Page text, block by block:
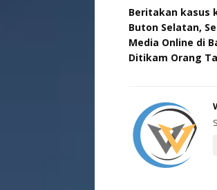
Beritakan kasus
Buton Selatan,
Media Online di
Ditikam Orang